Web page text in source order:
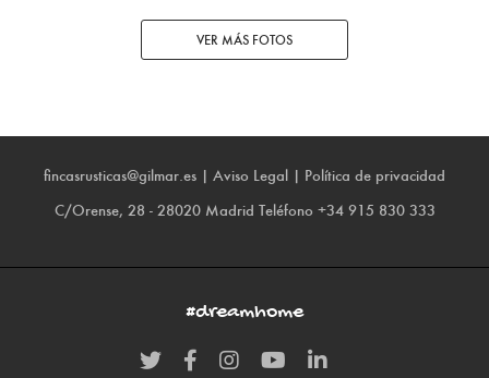
VER MÁS FOTOS
fincasrusticas@gilmar.es | Aviso Legal | Política de privacidad
C/Orense, 28 - 28020 Madrid Teléfono +34 915 830 333
#dreamhome